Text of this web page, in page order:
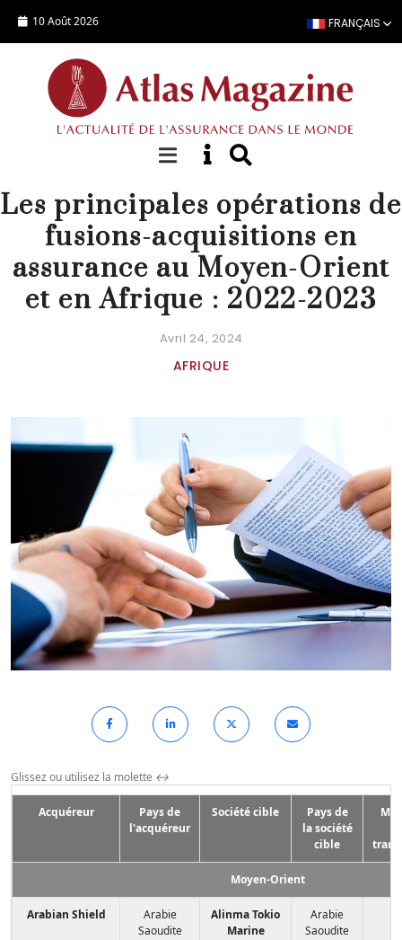
10 Août 2026 FRANÇAIS
DOSSIER SPÉCIAL
Les principales opérations de
fusions-acquisitions en
assurance au Moyen-Orient
et en Afrique : 2022-2023
Avril 24, 2024
AFRIQUE
Glissez ou utilisez la molette ↔
Acquéreur
Pays de
l'acquéreur
Société cible
Pays de
la société
cible
Moyen-Orient
Arabian Shield
Arabie
Saoudite
Alinma Tokio
Marine
Arabie
Saoudite